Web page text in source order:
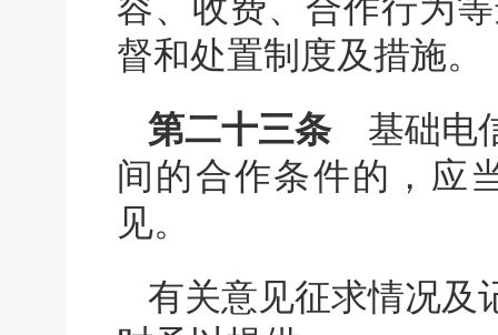
容、收费、合作行为
督和处置制度及措施。
第二十三条基础电信
间的合作条件的，应
见。
有关意见征求情况及